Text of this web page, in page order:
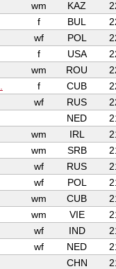
wm KAZ
f BUL
wf POL
f USA
wm ROU
f CUB
wf RUS
NED
wm IRL
wm SRB
wf RUS
wf POL
wm CUB
wm VIE
wf IND
wf NED
CHN